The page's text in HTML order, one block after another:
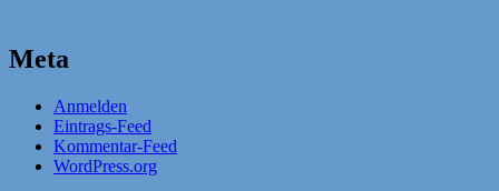
Meta
Anmelden
Eintrags-Feed
Kommentar-Feed
WordPress.org